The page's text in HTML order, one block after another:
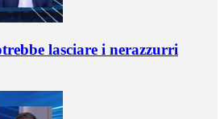
lasciare i nerazzurri